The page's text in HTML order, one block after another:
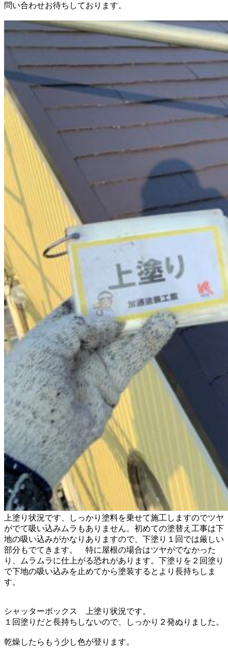
問い合わせお待ちしております。
上塗り状況です、しっかり塗料を乗せて施工しますのでツヤ
がでて吸い込みムラもありません。初めての塗替え工事は下
地の吸い込みがかなりありますので、下塗り１回では厳しい
部分もでてきます。 特に屋根の場合はツヤがでなかった
り、ムラムラに仕上がる恐れがあります。下塗りを２回塗り
で下地の吸い込みを止めてから塗装するとより長持ちしま
す。
シャッターボックス 上塗り状況です。
１回塗りだと長持ちしないので、しっかり２発ぬりました。
乾燥したらもう少し色が登ります。